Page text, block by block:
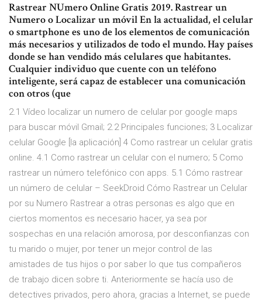
Rastrear NUmero Online Gratis 2019. Rastrear un
Numero o Localizar un móvil En la actualidad, el celular
o smartphone es uno de los elementos de comunicación
más necesarios y utilizados de todo el mundo. Hay países
donde se han vendido más celulares que habitantes.
Cualquier individuo que cuente con un teléfono
inteligente, será capaz de establecer una comunicación
con otros (que
2.1 Vídeo localizar un numero de celular por google maps
para buscar móvil Gmail; 2.2 Principales funciones; 3 Localizar
celular Google [la aplicación] 4 Como rastrear un celular gratis
online. 4.1 Como rastrear un celular con el numero; 5 Como
rastrear un número telefónico con apps. 5.1 Cómo rastrear
un número de celular – SeekDroid Cómo Rastrear un Celular
por su Numero Rastrear a otras personas es algo que en
ciertos momentos es necesario hacer, ya sea por
sospechas en una relación amorosa, por desconfianzas con
tu marido o mujer, por tener un mejor control de las
amistades de tus hijos o por saber lo que tus compañeros
de trabajo dicen sobre ti. Anteriormente se hacía uso de
detectives privados, pero ahora, gracias a Internet, se puede